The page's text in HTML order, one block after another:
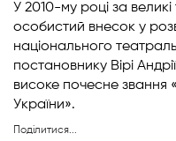
У 2010-му році за
особистий внесок у
національного
постановнику Вірі
високе почесне звання
України».
Поділитися...